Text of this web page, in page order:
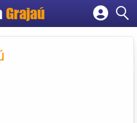
Grajaú
empresa
conta